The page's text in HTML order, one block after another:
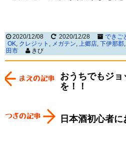
2020/12/08 2020/12/28 できご
OK, クレジット , メガテン, 上郷店, 下伊那郡,
田市
きび
おうちでもジ
を！！
日本酒初心者に